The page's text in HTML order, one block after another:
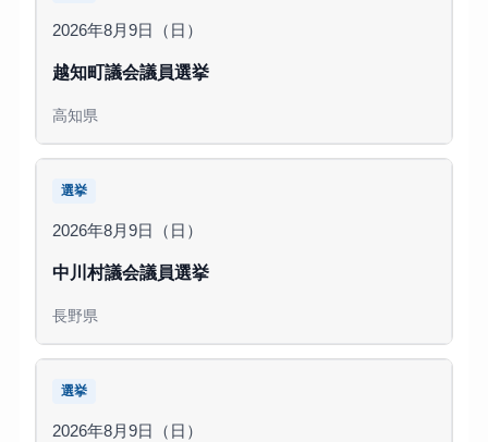
2026年8月9日（日）
越知町議会議員選挙
高知県
選挙
2026年8月9日（日）
中川村議会議員選挙
長野県
選挙
2026年8月9日（日）